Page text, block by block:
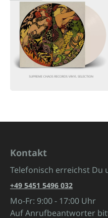
Kontakt
Telefonisch erreichst Du
+49 5451 5496 032
Mo-Fr: 9:00 - 17:00 Uhr
Auf Anrufbeantworter